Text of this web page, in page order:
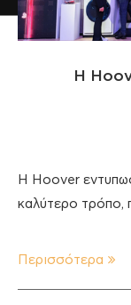
Η
H Hoover
καλύτερο τρόπο,
Περισσότερα